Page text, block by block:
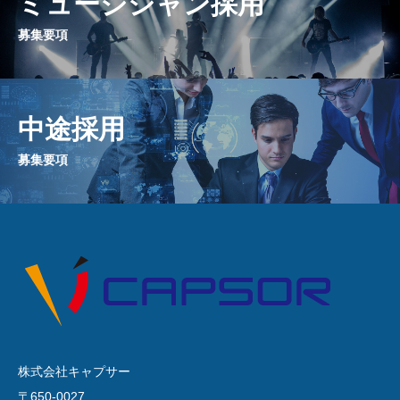
募集要項
中途採用
募集要項
株式会社キャプサー
〒650-0027